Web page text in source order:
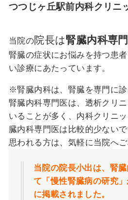
つつじヶ丘駅前内科クリニ
当院の院長は腎臓内科専
腎臓の症状にお悩みを持つ患
い診療にあたっています。
※腎臓内科は、腎臓を専門に診
腎臓内科専門医は、透析クリ
いることが多く、内科クリニ
臓内科専門医は比較的少ない
思われる方は、気軽に当院へご
当院の院長小出は、腎
て「慢性腎臓病の研究
に掲載されました。